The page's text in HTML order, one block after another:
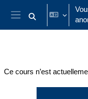
Passer au contenu principal
Panneau latéral
Activer/désactiver
Ce cours n’est